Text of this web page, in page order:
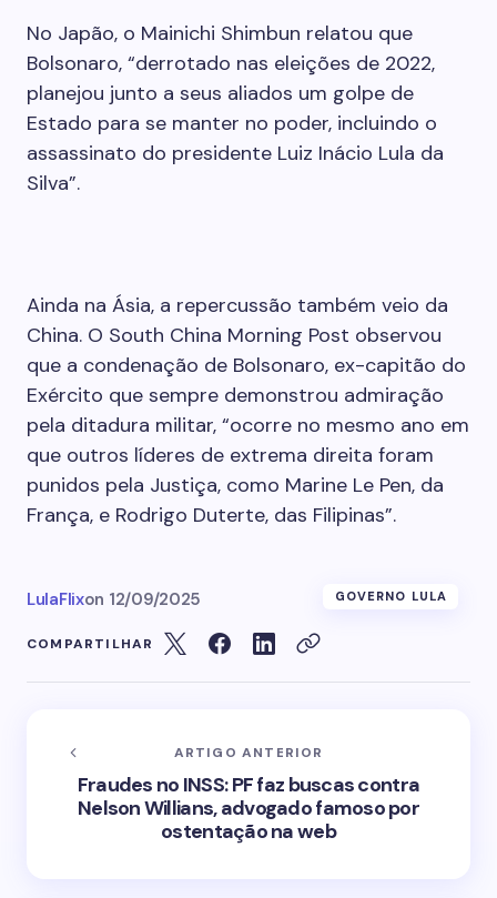
No Japão, o Mainichi Shimbun relatou que
Bolsonaro, “derrotado nas eleições de 2022,
planejou junto a seus aliados um golpe de
Estado para se manter no poder, incluindo o
assassinato do presidente Luiz Inácio Lula da
Silva”.
Ainda na Ásia, a repercussão também veio da
China. O South China Morning Post observou
que a condenação de Bolsonaro, ex-capitão do
Exército que sempre demonstrou admiração
pela ditadura militar, “ocorre no mesmo ano em
que outros líderes de extrema direita foram
punidos pela Justiça, como Marine Le Pen, da
França, e Rodrigo Duterte, das Filipinas”.
LulaFlixon 12/09/2025 GOVERNO LULA
COMPARTILHAR
ARTIGO ANTERIOR
Fraudes no INSS: PF faz buscas contra
Nelson Willians, advogado famoso por
ostentação na web